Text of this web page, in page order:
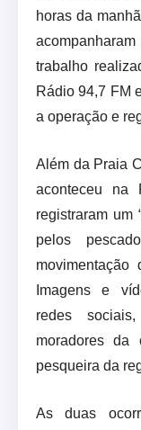
horas da
trabalho
Rádio 94,7 FM
a operação e
Além da Praia
aconteceu na
registraram um
pelos
movimentação
Imagens e
redes
moradores da
pesqueira da
As duas